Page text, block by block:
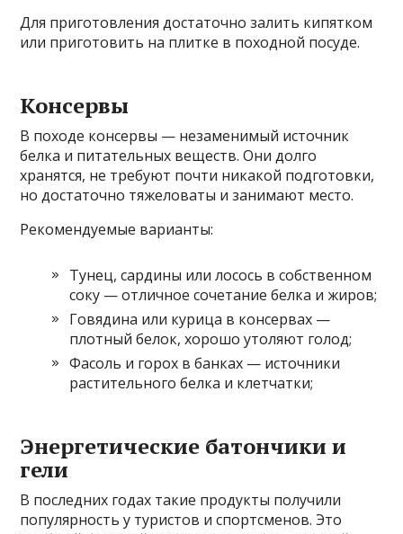
Для приготовления достаточно залить кипятком
или приготовить на плитке в походной посуде.
Консервы
В походе консервы — незаменимый источник
белка и питательных веществ. Они долго
хранятся, не требуют почти никакой подготовки,
но достаточно тяжеловаты и занимают место.
Рекомендуемые варианты:
Тунец, сардины или лосось в собственном
соку — отличное сочетание белка и жиров;
Говядина или курица в консервах —
плотный белок, хорошо утоляют голод;
Фасоль и горох в банках — источники
растительного белка и клетчатки;
Энергетические батончики и
гели
В последних годах такие продукты получили
популярность у туристов и спортсменов. Это